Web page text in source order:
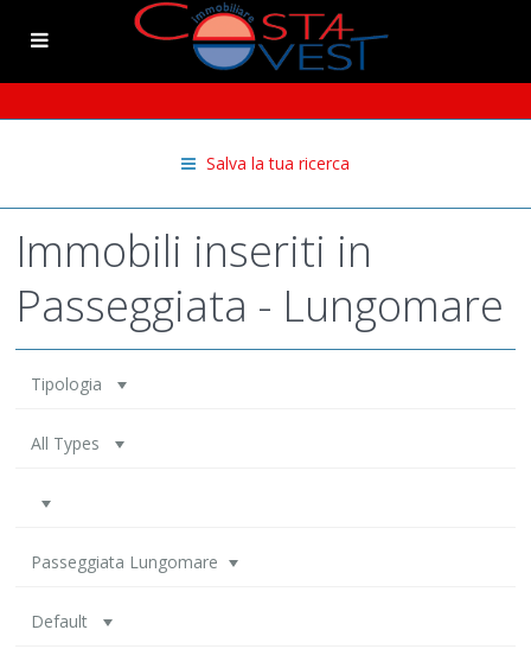
Salva la tua ricerca
Immobili inseriti in
Passeggiata - Lungomare
Tipologia
All Types
Passeggiata Lungomare
Default